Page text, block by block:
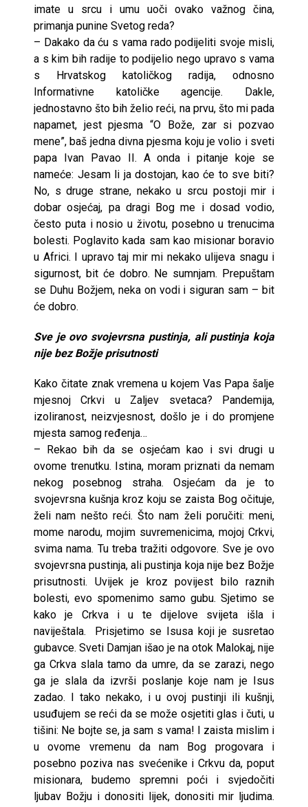
imate u srcu i umu uoči ovako važnog čina,
primanja punine Svetog reda?
– Dakako da ću s vama rado podijeliti svoje misli,
a s kim bih radije to podijelio nego upravo s vama
s Hrvatskog katoličkog radija, odnosno
Informativne katoličke agencije. Dakle,
jednostavno što bih želio reći, na prvu, što mi pada
napamet, jest pjesma “O Bože, zar si pozvao
mene”, baš jedna divna pjesma koju je volio i sveti
papa Ivan Pavao II. A onda i pitanje koje se
nameće: Jesam li ja dostojan, kao će to sve biti?
No, s druge strane, nekako u srcu postoji mir i
dobar osjećaj, pa dragi Bog me i dosad vodio,
često puta i nosio u životu, posebno u trenucima
bolesti. Poglavito kada sam kao misionar boravio
u Africi. I upravo taj mir mi nekako ulijeva snagu i
sigurnost, bit će dobro. Ne sumnjam. Prepuštam
se Duhu Božjem, neka on vodi i siguran sam – bit
će dobro.
Sve je ovo svojevrsna pustinja, ali pustinja koja
nije bez Božje prisutnosti
Kako čitate znak vremena u kojem Vas Papa šalje
mjesnoj Crkvi u Zaljev svetaca? Pandemija,
izoliranost, neizvjesnost, došlo je i do promjene
mjesta samog ređenja…
– Rekao bih da se osjećam kao i svi drugi u
ovome trenutku. Istina, moram priznati da nemam
nekog posebnog straha. Osjećam da je to
svojevrsna kušnja kroz koju se zaista Bog očituje,
želi nam nešto reći. Što nam želi poručiti: meni,
mome narodu, mojim suvremenicima, mojoj Crkvi,
svima nama. Tu treba tražiti odgovore. Sve je ovo
svojevrsna pustinja, ali pustinja koja nije bez Božje
prisutnosti. Uvijek je kroz povijest bilo raznih
bolesti, evo spomenimo samo gubu. Sjetimo se
kako je Crkva i u te dijelove svijeta išla i
naviještala. Prisjetimo se Isusa koji je susretao
gubavce. Sveti Damjan išao je na otok Malokaj, nije
ga Crkva slala tamo da umre, da se zarazi, nego
ga je slala da izvrši poslanje koje nam je Isus
zadao. I tako nekako, i u ovoj pustinji ili kušnji,
usuđujem se reći da se može osjetiti glas i čuti, u
tišini: Ne bojte se, ja sam s vama! I zaista mislim i
u ovome vremenu da nam Bog progovara i
posebno poziva nas svećenike i Crkvu da, poput
misionara, budemo spremni poći i svjedočiti
ljubav Božju i donositi lijek, donositi mir ljudima.